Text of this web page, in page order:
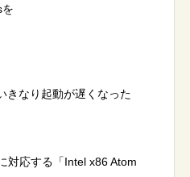
きなり起動が遅くなった
対応する「Intel x86 Atom